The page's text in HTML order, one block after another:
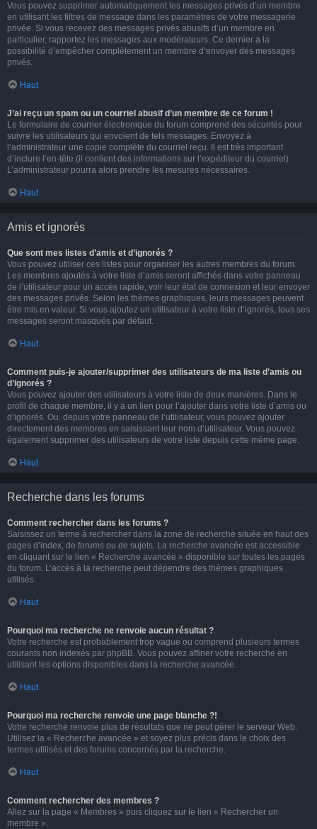
Vous pouvez supprimer automatiquement les messages privés d’un membre
en utilisant les filtres de message dans les paramètres de votre messagerie
privée. Si vous recevez des messages privés abusifs d’un membre en
particulier, rapportez les messages aux modérateurs. Ce dernier a la
possibilité d’empêcher complètement un membre d’envoyer des messages
privés.
Haut
J’ai reçu un spam ou un courriel abusif d’un membre de ce forum !
Le formulaire de courrier électronique du forum comprend des sécurités pour
suivre les utilisateurs qui envoient de tels messages. Envoyez à
l’administrateur une copie complète du courriel reçu. Il est très important
d’inclure l’en-tête (il contient des informations sur l’expéditeur du courriel).
L’administrateur pourra alors prendre les mesures nécessaires.
Haut
Amis et ignorés
Que sont mes listes d’amis et d’ignorés ?
Vous pouvez utiliser ces listes pour organiser les autres membres du forum.
Les membres ajoutés à votre liste d’amis seront affichés dans votre panneau
de l’utilisateur pour un accès rapide, voir leur état de connexion et leur envoyer
des messages privés. Selon les thèmes graphiques, leurs messages peuvent
être mis en valeur. Si vous ajoutez un utilisateur à votre liste d’ignorés, tous ses
messages seront masqués par défaut.
Haut
Comment puis-je ajouter/supprimer des utilisateurs de ma liste d’amis ou
d’ignorés ?
Vous pouvez ajouter des utilisateurs à votre liste de deux manières. Dans le
profil de chaque membre, il y a un lien pour l’ajouter dans votre liste d’amis ou
d’ignorés. Ou, depuis votre panneau de l’utilisateur, vous pouvez ajouter
directement des membres en saisissant leur nom d’utilisateur. Vous pouvez
également supprimer des utilisateurs de votre liste depuis cette même page.
Haut
Recherche dans les forums
Comment rechercher dans les forums ?
Saisissez un terme à rechercher dans la zone de recherche située en haut des
pages d’index, de forums ou de sujets. La recherche avancée est accessible
en cliquant sur le lien « Recherche avancée » disponible sur toutes les pages
du forum. L’accès à la recherche peut dépendre des thèmes graphiques
utilisés.
Haut
Pourquoi ma recherche ne renvoie aucun résultat ?
Votre recherche est probablement trop vague ou comprend plusieurs termes
courants non indexés par phpBB. Vous pouvez affiner votre recherche en
utilisant les options disponibles dans la recherche avancée.
Haut
Pourquoi ma recherche renvoie une page blanche ?!
Votre recherche renvoie plus de résultats que ne peut gérer le serveur Web.
Utilisez la « Recherche avancée » et soyez plus précis dans le choix des
termes utilisés et des forums concernés par la recherche.
Haut
Comment rechercher des membres ?
Allez sur la page « Membres » puis cliquez sur le lien « Rechercher un
membre ».